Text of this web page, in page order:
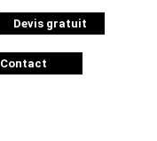
Devis gratuit
Contact